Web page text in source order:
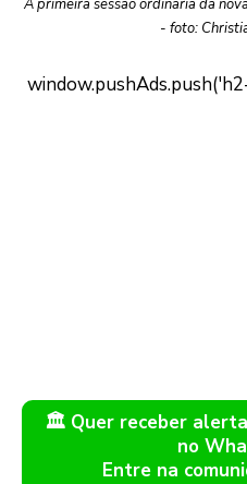
A primeira sessão ordinária da
- foto:
🏛️ Quer receber
no
Entre na